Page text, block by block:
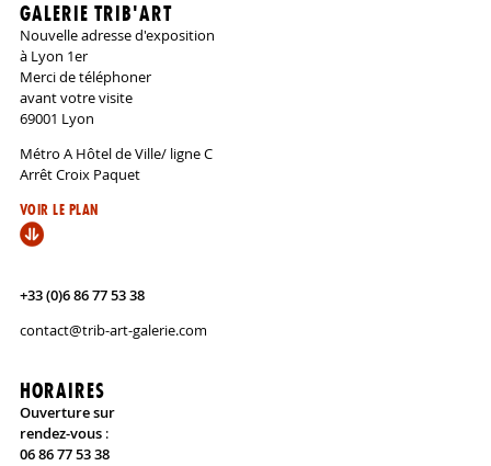
GALERIE TRIB'ART
Nouvelle adresse d'exposition
à Lyon 1er
Merci de téléphoner
avant votre visite
69001 Lyon
Métro A Hôtel de Ville/ ligne C
Arrêt Croix Paquet
VOIR LE PLAN
+33 (0)6 86 77 53 38
contact@trib-art-galerie.com
HORAIRES
Ouverture sur
rendez-vous :
06 86 77 53 38